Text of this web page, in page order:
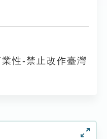
性-禁止改作臺灣